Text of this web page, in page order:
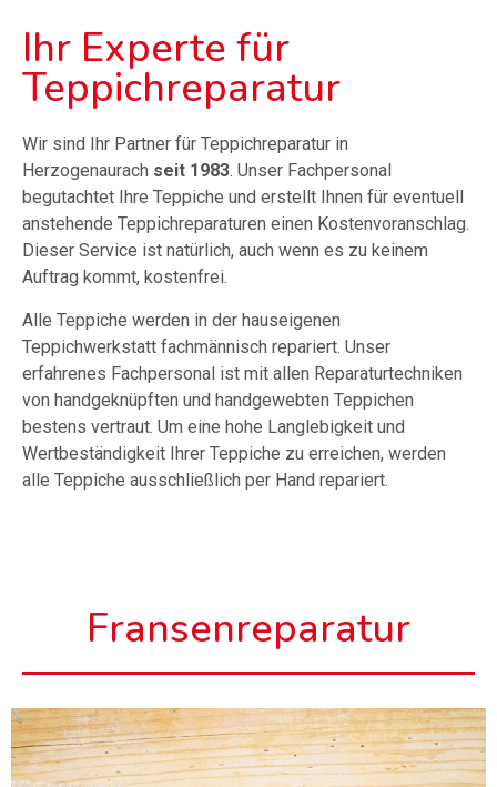
Ihr Experte für
Teppichreparatur
Wir sind Ihr Partner für Teppichreparatur in
Herzogenaurach seit 1983. Unser Fachpersonal
begutachtet Ihre Teppiche und erstellt Ihnen für eventuell
anstehende Teppichreparaturen einen Kostenvoranschlag.
Dieser Service ist natürlich, auch wenn es zu keinem
Auftrag kommt, kostenfrei.
Alle Teppiche werden in der hauseigenen
Teppichwerkstatt fachmännisch repariert. Unser
erfahrenes Fachpersonal ist mit allen Reparaturtechniken
von handgeknüpften und handgewebten Teppichen
bestens vertraut. Um eine hohe Langlebigkeit und
Wertbeständigkeit Ihrer Teppiche zu erreichen, werden
alle Teppiche ausschließlich per Hand repariert.
Fransenreparatur